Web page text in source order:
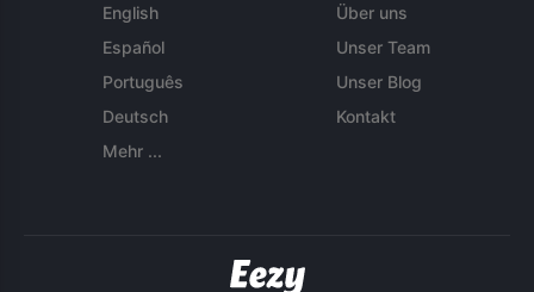
English
Español
Português
Deutsch
Mehr ...
Über uns
Unser Team
Unser Blog
Kontakt